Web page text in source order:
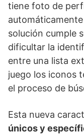
tiene foto de
solución cumple
dificultar la
entre una lista
juego los iconos
el proceso de
Esta nueva
únicos y